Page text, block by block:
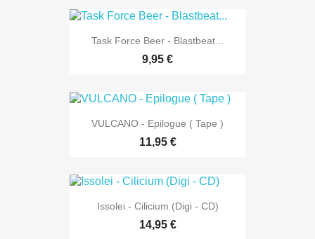
Task Force Beer - Blastbeat...
9,95 €
VULCANO - Epilogue ( Tape )
11,95 €
Issolei - Cilicium (Digi - CD)
14,95 €